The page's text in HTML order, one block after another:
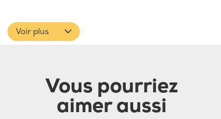
Voir plus
Vous pourriez
aimer aussi